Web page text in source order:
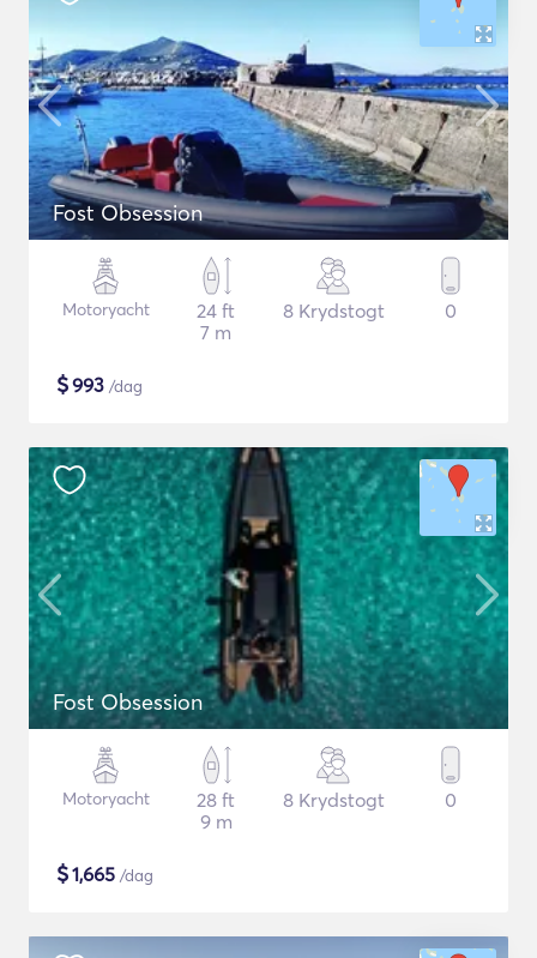
Fost Obsession
Motoryacht
24 ft
7 m
8 Krydstogt 0
$993 /dag
Fost Obsession
Motoryacht
28 ft
9 m
8 Krydstogt 0
$1,665 /dag